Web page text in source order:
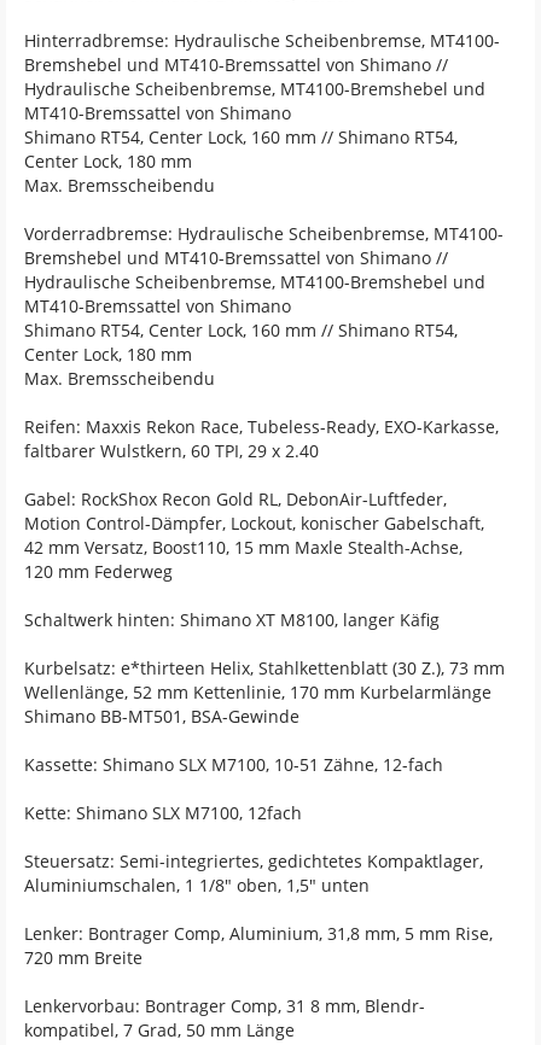
Hinterradbremse: Hydraulische Scheibenbremse, MT4100-
Bremshebel und MT410-Bremssattel von Shimano //
Hydraulische Scheibenbremse, MT4100-Bremshebel und
MT410-Bremssattel von Shimano
Shimano RT54, Center Lock, 160 mm // Shimano RT54,
Center Lock, 180 mm
Max. Bremsscheibendu
Vorderradbremse: Hydraulische Scheibenbremse, MT4100-
Bremshebel und MT410-Bremssattel von Shimano //
Hydraulische Scheibenbremse, MT4100-Bremshebel und
MT410-Bremssattel von Shimano
Shimano RT54, Center Lock, 160 mm // Shimano RT54,
Center Lock, 180 mm
Max. Bremsscheibendu
Reifen: Maxxis Rekon Race, Tubeless-Ready, EXO-Karkasse,
faltbarer Wulstkern, 60 TPI, 29 x 2.40
Gabel: RockShox Recon Gold RL, DebonAir-Luftfeder,
Motion Control-Dämpfer, Lockout, konischer Gabelschaft,
42 mm Versatz, Boost110, 15 mm Maxle Stealth-Achse,
120 mm Federweg
Schaltwerk hinten: Shimano XT M8100, langer Käfig
Kurbelsatz: e*thirteen Helix, Stahlkettenblatt (30 Z.), 73 mm
Wellenlänge, 52 mm Kettenlinie, 170 mm Kurbelarmlänge
Shimano BB-MT501, BSA-Gewinde
Kassette: Shimano SLX M7100, 10-51 Zähne, 12-fach
Kette: Shimano SLX M7100, 12fach
Steuersatz: Semi-integriertes, gedichtetes Kompaktlager,
Aluminiumschalen, 1 1/8" oben, 1,5" unten
Lenker: Bontrager Comp, Aluminium, 31,8 mm, 5 mm Rise,
720 mm Breite
Lenkervorbau: Bontrager Comp, 31 8 mm, Blendr-
kompatibel, 7 Grad, 50 mm Länge